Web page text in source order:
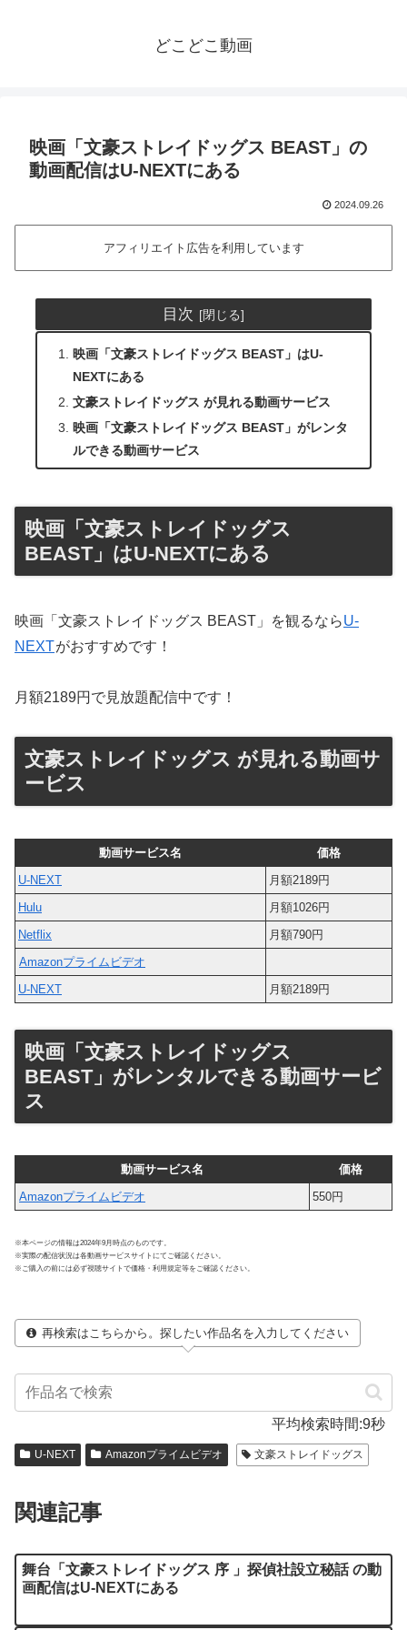
どこどこ動画
映画「文豪ストレイドッグス BEAST」の
動画配信はU-NEXTにある
2024.09.26
アフィリエイト広告を利用しています
目次
映画「文豪ストレイドッグス BEAST」はU-
NEXTにある
文豪ストレイドッグス が見れる動画サービス
映画「文豪ストレイドッグス BEAST」がレンタ
ルできる動画サービス
映画「文豪ストレイドッグス
BEAST」はU-NEXTにある
映画「文豪ストレイドッグス BEAST」を観るならU-
NEXTがおすすめです！
月額2189円で見放題配信中です！
文豪ストレイドッグス が見れる動画サ
ービス
動画サービス名
価格
U-NEXT
月額2189円
Hulu
月額1026円
Netflix
月額790円
Amazonプライムビデオ
U-NEXT
月額2189円
映画「文豪ストレイドッグス
BEAST」がレンタルできる動画サービ
ス
動画サービス名
価格
Amazonプライムビデオ
550円
※本ページの情報は2024年9月時点のものです。
※実際の配信状況は各動画サービスサイトにてご確認ください。
※ご購入の前には必ず視聴サイトで価格・利用規定等をご確認ください。
再検索はこちらから。探したい作品名を入力してください
平均検索時間:9秒
U-NEXT Amazonプライムビデオ 文豪ストレイドッグス
関連記事
舞台「文豪ストレイドッグス 序 」探偵社設立秘話 の動
画配信はU-NEXTにある